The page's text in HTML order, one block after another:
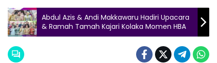
Abdul Azis & Andi Makkawaru Hadiri Upacara
& Ramah Tamah Kajari Kolaka Momen HBA